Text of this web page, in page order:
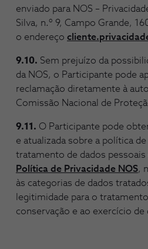
enviado para NOS –
Silva, n.º 9, Campo Grande,
o endereço
9.10. Sem prejuízo da
da NOS, o Participante pode
reclamação diretamente à
Comissão Nacional de
9.11. O Participante pode
e atualizada sobre a política
tratamento de dados
Política de Privacidade NOS,
às categorias de dados
legitimidade para o
conservação e ao exercício de